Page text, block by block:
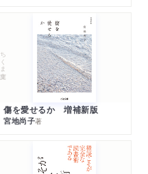
ちくま文庫
傷を愛せるか 増補新版
宮地尚子著